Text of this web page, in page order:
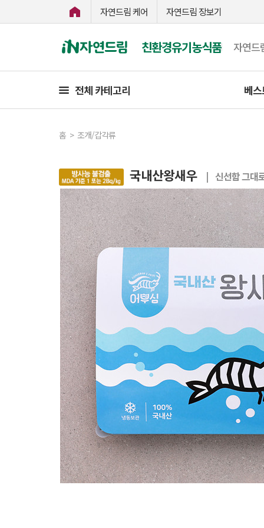
자연드림 케어 자연드림 장보기
친환경유기농식품 자연드
전체 카테고리 베
홈 > 조개/갑각류
국내산왕새우 | 신선함 그대